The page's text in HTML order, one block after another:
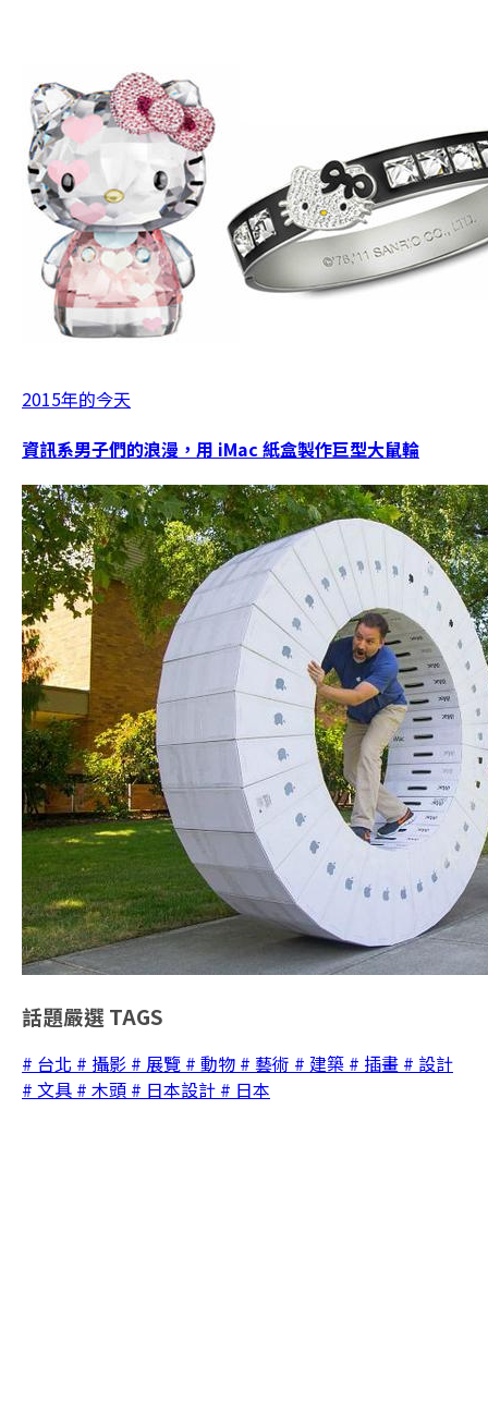
2015年的今天
資訊系男子們的浪漫，用 iMac 紙盒製作巨型大鼠輪
話題嚴選 TAGS
# 台北 # 攝影 # 展覽 # 動物 # 藝術 # 建築 # 插畫 # 設計
# 文具 # 木頭 # 日本設計 # 日本